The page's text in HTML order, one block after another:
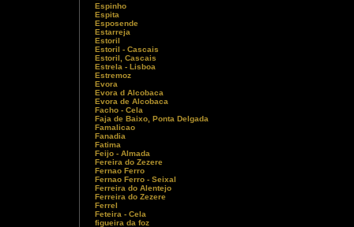
Espinho
Espita
Esposende
Estarreja
Estoril
Estoril - Cascais
Estoril, Cascais
Estrela - Lisboa
Estremoz
Evora
Evora d Alcobaca
Evora de Alcobaca
Facho - Cela
Faja de Baixo, Ponta Delgada
Famalicao
Fanadia
Fatima
Feijo - Almada
Fereira do Zezere
Fernao Ferro
Fernao Ferro - Seixal
Ferreira do Alentejo
Ferreira do Zezere
Ferrel
Feteira - Cela
figueira da foz